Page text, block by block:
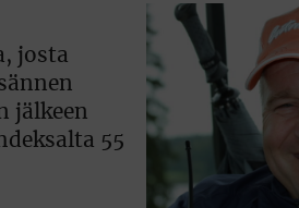
josta
jälkeen
55